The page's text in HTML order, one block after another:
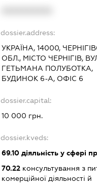
dossier.address:
УКРАЇНА, 14000,
ОБЛ., МІСТО ЧЕРНІГІВ,
ГЕТЬМАНА ПОЛУБОТКА,
БУДИНОК 6-А, ОФІС 6
dossier.capital:
10 000 грн.
dossier.kveds:
69.10 діяльність у сфері
70.22 консультування з
комерційної діяльності й